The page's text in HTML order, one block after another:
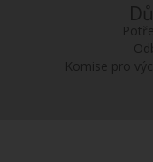
Komise pro